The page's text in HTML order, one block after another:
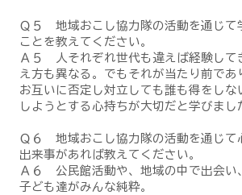
Ｑ５ 地域おこし協力隊の活動を通じて
ことを教えてください。
Ａ５ 人それぞれ世代も違えば経験して
え方も異なる。でもそれが当たり前であ
お互いに否定し対立しても誰も得をしな
しようとする心持ちが大切だと学びまし
Ｑ６ 地域おこし協力隊の活動を通じて
出来事があれば教えてください。
Ａ６ 公民館活動や、地域の中で出会い
子ども達がみんな純粋。